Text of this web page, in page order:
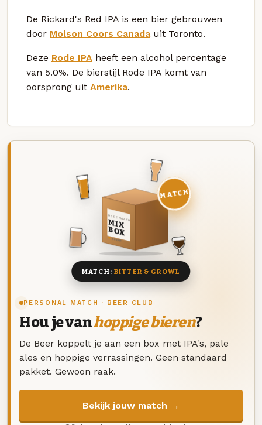
De Rickard's Red IPA is een bier gebrouwen
door Molson Coors Canadauit Toronto.
Deze Rode IPA heeft een alcohol percentage
van 5.0%. De bierstijl Rode IPA komt van
oorsprong uit Amerika.
PERSONAL MATCH · BEER CLUB
Hou je vanhoppige bieren?
De Beer koppelt je aan een box met IPA's, pale
ales en hoppige verrassingen. Geen standaard
pakket. Gewoon raak.
Bekijk jouw match →
DEZE MAAND
MIX
BOX
8 BIEREN
MATCH
MATCH: BITTER & GROWL